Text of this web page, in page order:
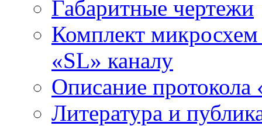
Габаритные чертежи
Комплект
«SL» каналу
Описание протокола
Литература и